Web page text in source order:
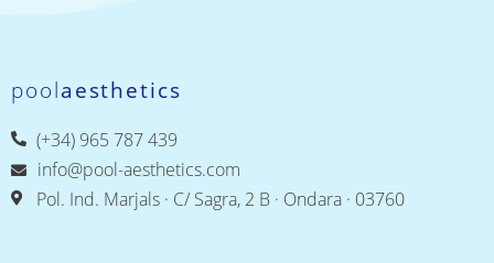
poolaesthetics
(+34) 965 787 439
info@pool-aesthetics.com
Pol. Ind. Marjals · C/ Sagra, 2 B · Ondara · 03760